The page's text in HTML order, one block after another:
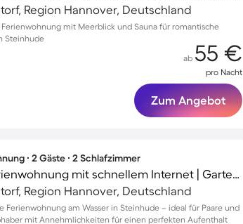
Region Hannover, Deutschland
mit Meerblick und Sauna für romantische
Steinhude
ab 55 €
pro Nacht
Zum Angebot
∙ 2 Gäste ∙ 2 Schlafzimmer
Tolle Ferienwohnung mit schnellem Internet | Gartenblick | Strand in der Nähe | Perfekt für die Arbeit von Zuhause | Haustiere sind willkommen
Region Hannover, Deutschland
Ferienwohnung am Wasser in Steinhude – ideal für Paare und
mit Annehmlichkeiten für einen perfekten Aufenthalt